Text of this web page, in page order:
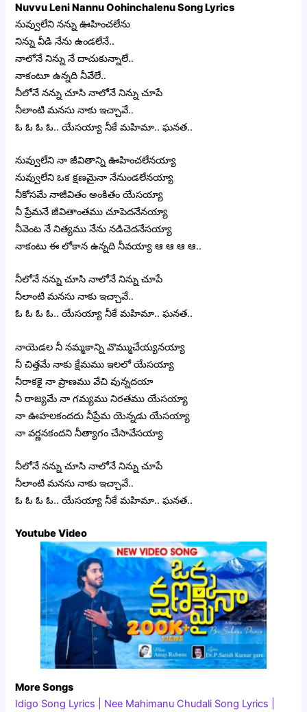
Nuvvu Leni Nannu Oohinchalenu Song Lyrics
నువ్వులేని నన్ను ఊహించలేను
నిన్ను వీడి నేను ఉండలేనే..
నాలోనే నిన్ను నే దాచుకున్నాలే..
నాకంటూ ఉన్నది నీవేలే..
నీలోనే నన్ను చూసి నాలోనే నిన్ను చూపే
నీలాంటి మనసు నాకు ఇచ్చావే..
ఓ ఓ ఓ ఓ.. యేసయ్యా నీకే మహిమా.. ఘనత..
నువ్వులేని నా జీవితాన్ని ఊహించలేనయ్యా
నువ్వులేని ఒక క్షణమైనా నేనుండలేనయ్యా
నీకోసమే నాజీవితం అంకితం యేసయ్యా
నీ ప్రేమనే జీవితాంతము చూపెదనేనయ్యా
నీవెంట నే నిత్యము నేను నడిచెదనేసయ్యా
నాకంటు ఈ లోకాన ఉన్నది నీవయ్యా ఆ ఆ ఆ ఆ..
నీలోనే నన్ను చూసి నాలోనే నిన్ను చూపే
నీలాంటి మనసు నాకు ఇచ్చావే..
ఓ ఓ ఓ ఓ.. యేసయ్యా నీకే మహిమా.. ఘనత..
నాయెడల నీ నమ్మకాన్ని వొమ్ముచేయ్యనయ్యా
నీ చిత్తమే నాకు క్షేమము ఇలలో యేసయ్యా
నీరాకకై నా ప్రాణము వేచి వున్నదయా
నీ రాజ్యమే నా గమ్యము నిరతము యేసయ్యా
నా ఊహలకందదు నీప్రేమ యెన్నడు యేసయ్యా
నా వర్ణనకందని నీత్యాగం చేసావేసయ్యా
నీలోనే నన్ను చూసి నాలోనే నిన్ను చూపే
నీలాంటి మనసు నాకు ఇచ్చావే..
ఓ ఓ ఓ ఓ.. యేసయ్యా నీకే మహిమా.. ఘనత..
Youtube Video
More Songs
Idigo Song Lyrics | Nee Mahimanu Chudali Song Lyrics |